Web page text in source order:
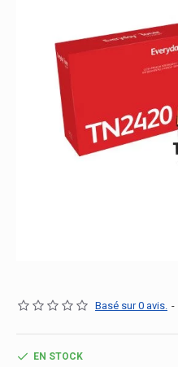
Basé sur 0 avis. -
EN STOCK